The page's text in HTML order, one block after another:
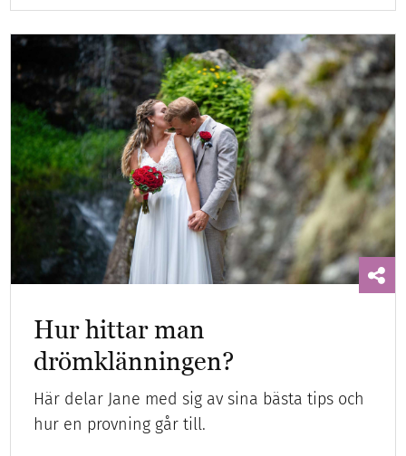
Hur hittar man
drömklänningen?
Här delar Jane med sig av sina bästa tips och
hur en provning går till.